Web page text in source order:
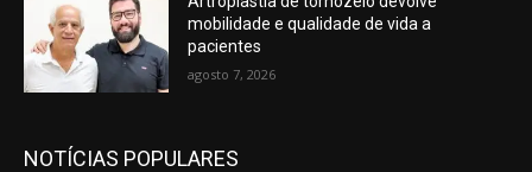
mobilidade e qualidade de vida a
pacientes
agosto 7, 2026
NOTÍCIAS POPULARES